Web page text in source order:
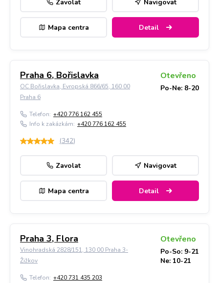
Zavolat Navigovat
Mapa centra Detail
Praha 6, Bořislavka
OC Bořislavka, Evropská 866/65, 160 00
Praha 6
Otevřeno
Po-Ne: 8-20
Telefon: +420 776 162 455
Info k zakázkám: +420 776 162 455
(342)
Zavolat Navigovat
Mapa centra Detail
Praha 3, Flora
Vinohradská 2828/151, 130 00 Praha 3-
Žižkov
Otevřeno
Po-So: 9-21
Ne: 10-21
Telefon: +420 731 435 203